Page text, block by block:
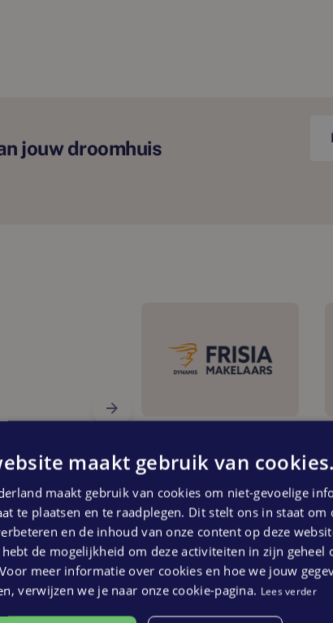
jouw droomhuis
maakt gebruik van cookies.
maakt gebruik van cookies om niet-gevoelige
te plaatsen en te raadplegen. Dit stelt ons in staat om
en de inhoud van onze content op deze
hebt de mogelijkheid om deze activiteiten in zijn geheel
meer informatie over cookies en hoe we jouw
verwijzen we je naar onze cookie-pagina. Lees verder